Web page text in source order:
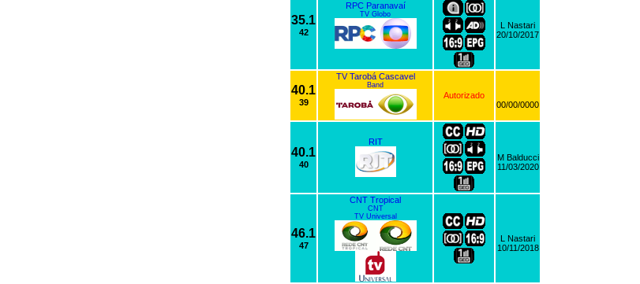
35.1
42
RPC Paranavaí
TV Globo
L Nastari
20/10/2017
40.1
39
TV Tarobá Cascavel
Band
Autorizado
00/00/0000
40.1
40
RIT
M Balducci
11/03/2020
46.1
47
CNT Tropical
CNT
TV Universal
L Nastari
10/11/2018